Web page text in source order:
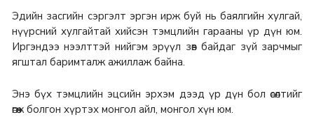
Эдийн засгийн сэргэлт эргэн ирж буй нь баялгийн хулгай,
нүүрсний хулгайтай хийсэн тэмцлийн гарааны үр дүн юм.
Иргэндээ нээлттэй нийгэм эрүүл зөв байдаг зүй зарчмыг
ягштал баримталж ажиллаж байна.
Энэ бүх тэмцлийн эцсийн эрхэм дээд үр дүн бол өсөлтийг
өгөөж болгон хүртэх монгол айл, монгол хүн юм.